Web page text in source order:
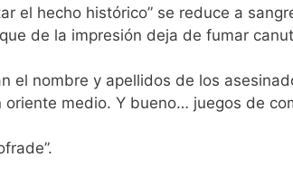
el hecho histórico” se reduce a
de la impresión deja de fumar
el nombre y apellidos de los
medio. Y bueno… juegos de